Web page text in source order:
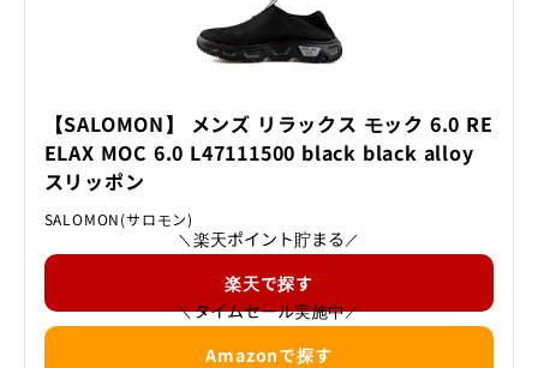
【SALOMON】 メンズ リラックス モック 6.0 RE
ELAX MOC 6.0 L47111500 black black alloy
スリッポン
SALOMON(サロモン)
＼ 楽天ポイント貯まる ／
楽天で探す
＼タイムセール実施中／
Amazonで探す